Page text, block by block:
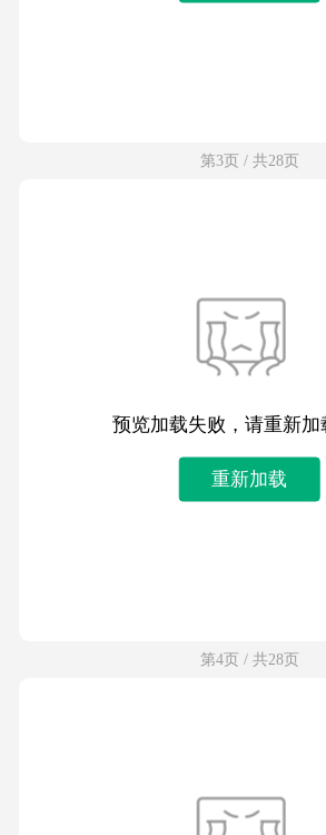
第3页 / 共28页
预览加载失败，请重新加
重新加载
第4页 / 共28页